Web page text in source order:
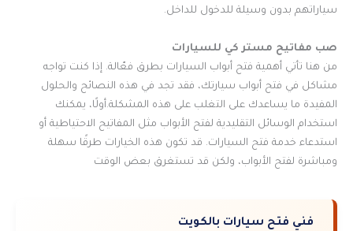
سياراتهم بدون وسيلة للدخول للداخل.
صب مفاتيح مستر كي للسيارات
من هنا تأتي أهمية فتح أبواب السيارات بطرق فعّالة. إذا كنت تواجه
مشاكل في فتح أبواب سيارتك، فقد تجد في هذه النصائح والحلول
المفيدة ما يساعدك على التغلب على هذه المشكلة.أولًا، يمكنك
استخدام الوسائل التقليدية لفتح الأبواب مثل المفاتيح الاحتياطية أو
استدعاء خدمة فتح السيارات. قد تكون هذه الخيارات طرقًا سهلة
ومباشرة لفتح الأبواب، ولكن قد تستغرق بعض الوقت
فني فتح سيارات بالكويت